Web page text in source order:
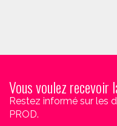
Vous voulez recevoir
Restez informé sur les
PROD.